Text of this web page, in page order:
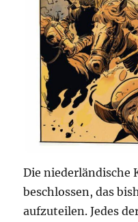
Die niederländische
beschlossen, das
aufzuteilen. Jedes